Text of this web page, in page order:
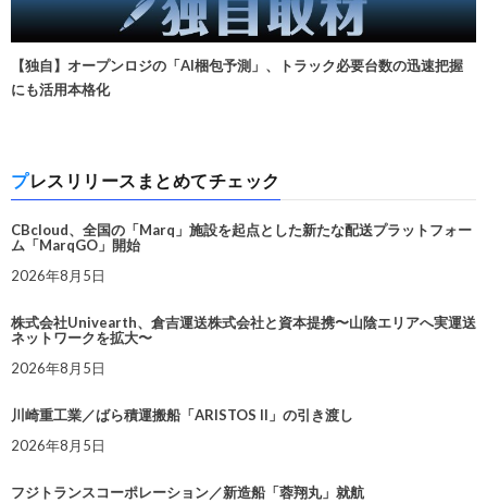
【独自】オープンロジの「AI梱包予測」、トラック必要台数の迅速把握
にも活用本格化
プレスリリースまとめてチェック
CBcloud、全国の「Marq」施設を起点とした新たな配送プラットフォー
ム「MarqGO」開始
2026年8月5日
株式会社Univearth、倉吉運送株式会社と資本提携〜山陰エリアへ実運送
ネットワークを拡大〜
2026年8月5日
川崎重工業／ばら積運搬船「ARISTOS II」の引き渡し
2026年8月5日
フジトランスコーポレーション／新造船「蓉翔丸」就航